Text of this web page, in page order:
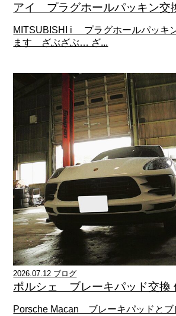
アイ プラグホールパッキン交
MITSUBISHI i プラグホールパッキ
ます ざぶざぶ… ざ...
2026.07.12 ブログ
ポルシェ ブレーキパッド交換
Porsche Macan ブレーキパッドとブ